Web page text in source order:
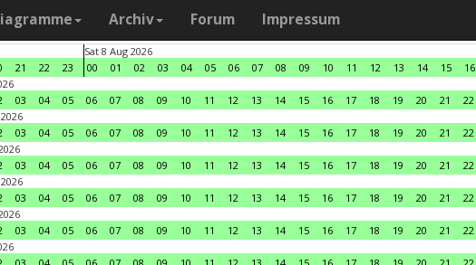
Archiv Forum Impressum
21 22 23
Sat 8 Aug 2026
00
01 02 03 04 05 06 07 08 09 10 11 12 13 14 15 16
03 04 05 06 07 08 09 10 11 12 13 14 15 16 17 18 19 20 21 22
03 04 05 06 07 08 09 10 11 12 13 14 15 16 17 18 19 20 21 22
03 04 05 06 07 08 09 10 11 12 13 14 15 16 17 18 19 20 21 22
03 04 05 06 07 08 09 10 11 12 13 14 15 16 17 18 19 20 21 22
03 04 05 06 07 08 09 10 11 12 13 14 15 16 17 18 19 20 21 22